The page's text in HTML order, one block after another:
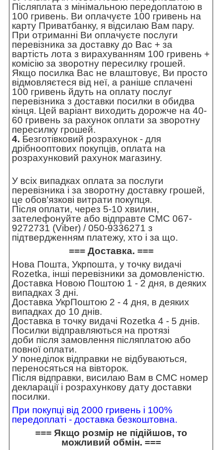
Післяплата з мінімальною передоплатою в
100 гривень. Ви оплачуєте 100 гривень на
карту Приватбанку, я відсилаю Вам пару.
При отриманні Ви оплачуєте послуги
перевізника за доставку до Вас + за
вартість лота з вирахуванням 100 гривень +
комісію за зворотну пересилку грошей.
Якщо посилка Вас не влаштовує, Ви просто
відмовляєтеся від неї, а раніше сплачені
100 гривень йдуть на оплату послуг
перевізника з доставки посилки в обидва
кінця. Цей варіант виходить дорожче на 40-
60 гривень за рахунок оплати за зворотну
пересилку грошей.
4. Безготівковий розрахунок - для
дрібнооптових покупців, оплата на
розрахунковий рахунок магазину.
У всіх випадках оплата за послуги
перевізника і за зворотну доставку грошей,
це обов'язкові витрати покупця.
Після оплати, через 5-10 хвилин,
зателефонуйте або відправте СМС 067-
9272731 (Viber) / 050-9336271 з
підтвердженням платежу, хто і за що.
=== Доставка. ===
Нова Пошта, Укрпошта, у точку видачі
Rozetka, інші перевізники за домовленістю.
Доставка Новою Поштою 1 - 2 дня, в деяких
випадках 3 дні.
Доставка УкрПоштою 2 - 4 дня, в деяких
випадках до 10 днів.
Доставка в точку видачі Rozetka 4 - 5 днів.
Посилки відправляються на протязі
доби після замовлення післяплатою або
повної оплати.
У понеділок відправки не відбуваються,
переносяться на вівторок.
Після відправки, висилаю Вам в СМС номер
декларації і розрахункову дату доставки
посилки.
При покупці від 2000 гривень і 100%
передоплаті - доставка безкоштовна.
=== Якщо розмір не підійшов, то
можливий обмін. ===